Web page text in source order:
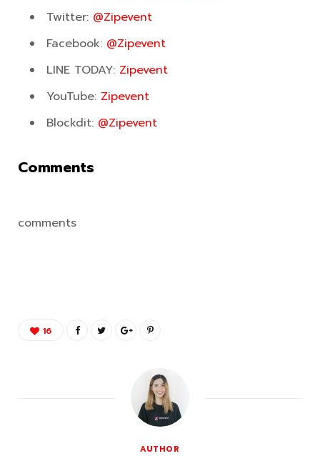
Twitter: @Zipevent
Facebook: @Zipevent
LINE TODAY: Zipevent
YouTube: Zipevent
Blockdit: @Zipevent
Comments
comments
16
AUTHOR